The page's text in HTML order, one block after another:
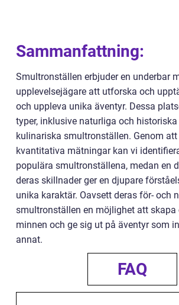
Sammanfattning:
Smultronställen erbjuder en underbar
upplevelsejägare att utforska och
och uppleva unika äventyr. Dessa
typer, inklusive naturliga och
kulinariska smultronställen. Genom
kvantitativa mätningar kan vi
populära smultronställena, medan en
deras skillnader ger en djupare
unika karaktär. Oavsett deras för- och
smultronställen en möjlighet att
minnen och ge sig ut på äventyr som
annat.
FAQ